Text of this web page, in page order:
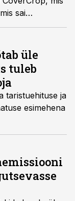
sai
abile.
üle
tuleb
taristuehituse ja
esimehena